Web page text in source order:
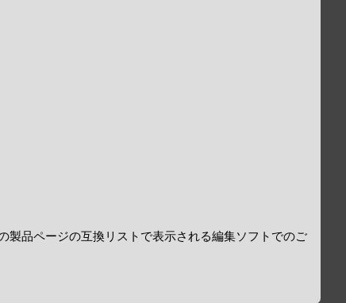
製品ページの互換リストで表示される編集ソフトでのご